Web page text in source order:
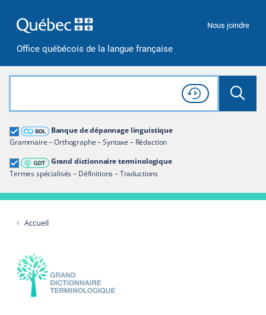
Office québécois de la langue française
Nous joindre
Rechercher dans tout le site
Lancer
Consulter l'
Historique
de recherche
Banque de dépannage linguistique
Grammaire – Orthographe – Syntaxe – Rédaction
Grand dictionnaire terminologique
Termes spécialisés – Définitions – Traductions
Grand dictionnaire terminologique
Restreindre aux termes
Accueil